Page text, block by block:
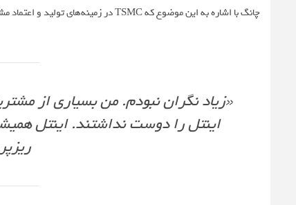
چانگ با اشاره به این موضوع که TSMC در زمینه‌های تولید و اعتماد مشتریان بر اینتل برتری داشته می‌گوید:
«زیاد نگران نبودم. من بسیاری از
اینتل را دوست نداشتند. اینتل